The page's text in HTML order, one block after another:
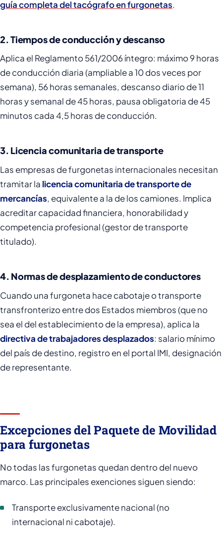
guía completa del tacógrafo en furgonetas.
2. Tiempos de conducción y descanso
Aplica el Reglamento 561/2006 íntegro: máximo 9 horas
de conducción diaria (ampliable a 10 dos veces por
semana), 56 horas semanales, descanso diario de 11
horas y semanal de 45 horas, pausa obligatoria de 45
minutos cada 4,5 horas de conducción.
3. Licencia comunitaria de transporte
Las empresas de furgonetas internacionales necesitan
tramitar la licencia comunitaria de transporte de
mercancías, equivalente a la de los camiones. Implica
acreditar capacidad financiera, honorabilidad y
competencia profesional (gestor de transporte
titulado).
4. Normas de desplazamiento de conductores
Cuando una furgoneta hace cabotaje o transporte
transfronterizo entre dos Estados miembros (que no
sea el del establecimiento de la empresa), aplica la
directiva de trabajadores desplazados: salario mínimo
del país de destino, registro en el portal IMI, designación
de representante.
Excepciones del Paquete de Movilidad
para furgonetas
No todas las furgonetas quedan dentro del nuevo
marco. Las principales exenciones siguen siendo:
Transporte exclusivamente nacional (no
internacional ni cabotaje).